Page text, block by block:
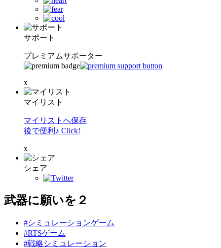
サポート
プレミアムサポーター
x
マイリスト
マイリストへ保存
後で便利♪ Click!
x
シェア
武器に願いを２
#シミュレーションゲーム
#RTSゲーム
#戦略シミュレーション